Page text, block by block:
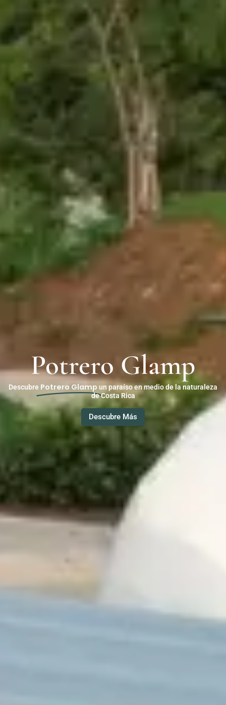
Potrero Glamp
Descubre Potrero Glamp un paraíso en medio de la naturaleza
de Costa Rica
Descubre Más